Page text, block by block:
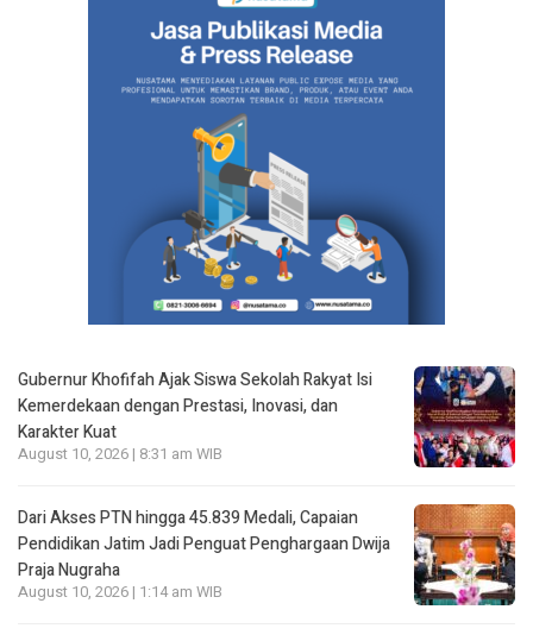
Gubernur Khofifah Ajak Siswa Sekolah Rakyat Isi
Kemerdekaan dengan Prestasi, Inovasi, dan
Karakter Kuat
August 10, 2026 | 8:31 am WIB
Dari Akses PTN hingga 45.839 Medali, Capaian
Pendidikan Jatim Jadi Penguat Penghargaan Dwija
Praja Nugraha
August 10, 2026 | 1:14 am WIB